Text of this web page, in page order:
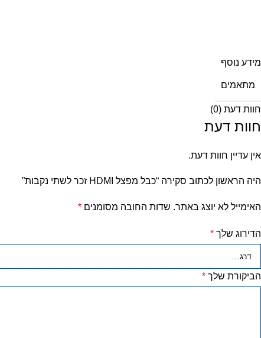
מידע נוסף
מתאמים
חוות דעת (0)
חוות דעת
אין עדיין חוות דעת.
היה הראשון לכתוב סקירה “כבל מפצל HDMI זכר לשתי נקבות”
האימייל לא יוצג באתר. שדות החובה מסומנים *
הדירוג שלך *
הביקורת שלך *